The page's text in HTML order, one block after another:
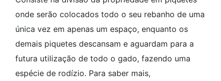
onde serão colocados todo o seu rebanho de uma
única vez em apenas um espaço, enquanto os
demais piquetes descansam e aguardam para a
futura utilização de todo o gado, fazendo uma
espécie de rodízio. Para saber mais,